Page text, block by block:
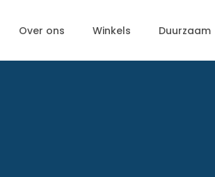
Over ons Winkels Duurzaam